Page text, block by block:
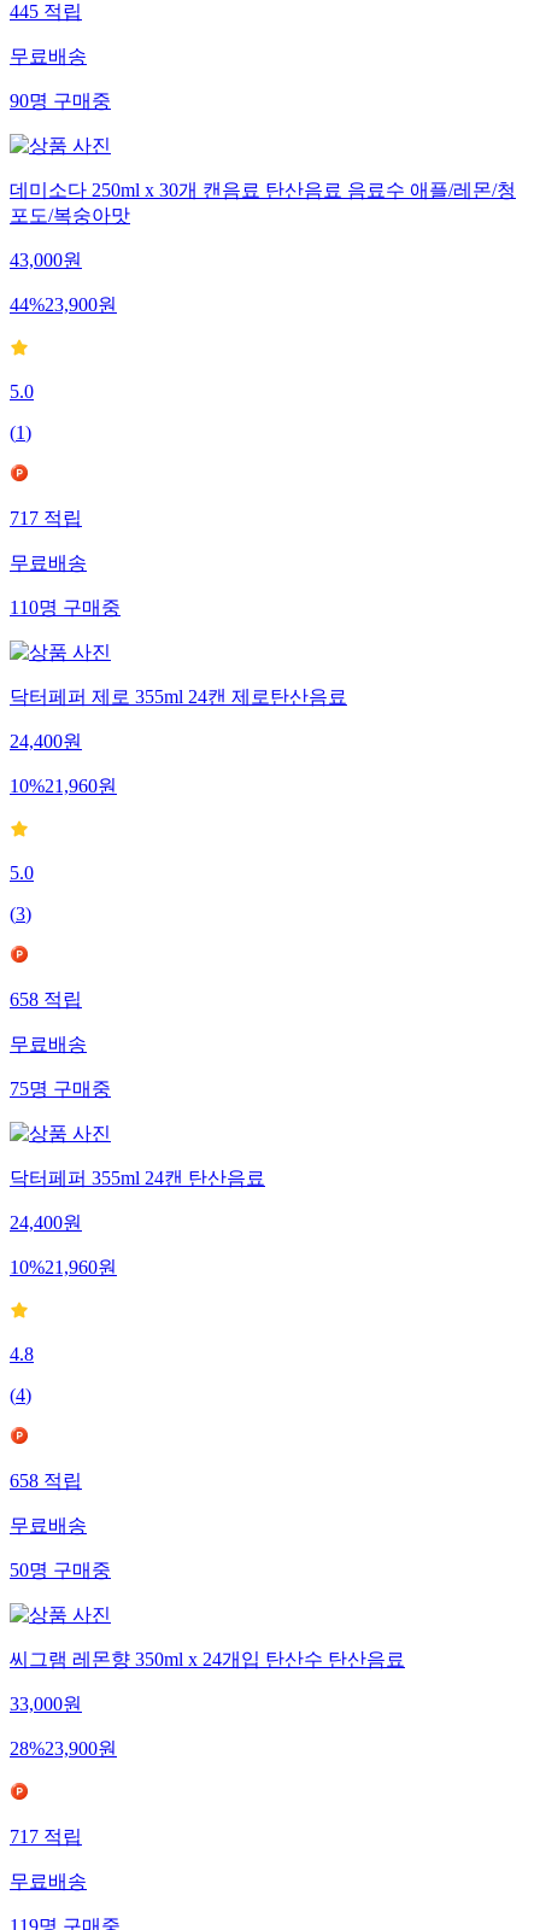
445 적립
무료배송
90명 구매중
데미소다 250ml x 30개 캔음료 탄산음료 음료수 애플/레몬/청
포도/복숭아맛
43,000원
44%23,900원
5.0
(1)
717 적립
무료배송
110명 구매중
닥터페퍼 제로 355ml 24캔 제로탄산음료
24,400원
10%21,960원
5.0
(3)
658 적립
무료배송
75명 구매중
닥터페퍼 355ml 24캔 탄산음료
24,400원
10%21,960원
4.8
(4)
658 적립
무료배송
50명 구매중
씨그램 레몬향 350ml x 24개입 탄산수 탄산음료
33,000원
28%23,900원
717 적립
무료배송
119명 구매중